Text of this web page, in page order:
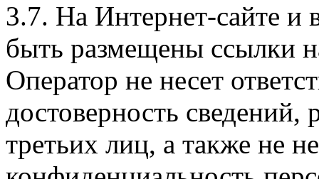
3.7. На Интернет-сайте
быть размещены ссылки
Оператор не несет
достоверность
третьих лиц, а также не